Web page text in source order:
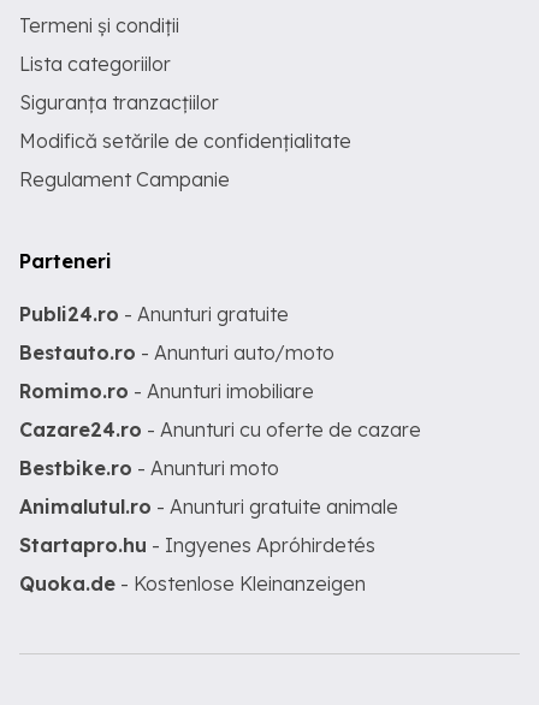
Termeni și condiții
Lista categoriilor
Siguranța tranzacțiilor
Modifică setările de confidențialitate
Regulament Campanie
Parteneri
Publi24.ro - Anunturi gratuite
Bestauto.ro - Anunturi auto/moto
Romimo.ro - Anunturi imobiliare
Cazare24.ro - Anunturi cu oferte de cazare
Bestbike.ro - Anunturi moto
Animalutul.ro - Anunturi gratuite animale
Startapro.hu - Ingyenes Apróhirdetés
Quoka.de - Kostenlose Kleinanzeigen